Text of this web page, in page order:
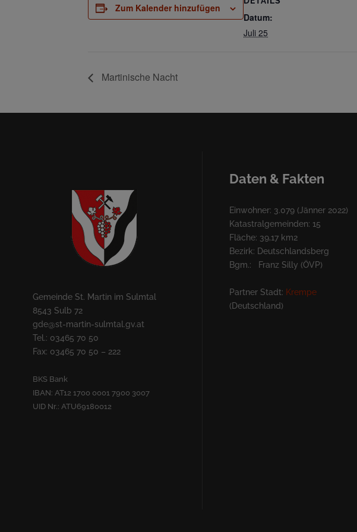
Zum Kalender hinzufügen
Datum:
Juli 25
Martinische Nacht
Gemeinde St. Martin im Sulmtal
8543 Sulb 72
gde@st-martin-sulmtal.gv.at
Tel.: 03465 70 50
Fax: 03465 70 50 – 222
BKS Bank
IBAN: AT12 1700 0001 7900 3007
UID Nr.: ATU69180012
Daten & Fakten
Einwohner: 3.079 (Jänner 2022)
Katastralgemeinden: 15
Fläche: 39,17 km2
Bezirk: Deutschlandsberg
Bgm.: Franz Silly (ÖVP)
Partner Stadt: Krempe
(Deutschland)